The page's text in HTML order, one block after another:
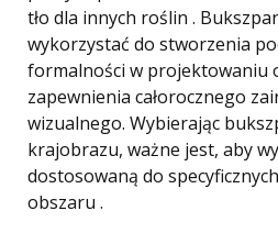
tło dla innych roślin .
wykorzystać do stworzenia
formalności w projektowaniu
zapewnienia całorocznego
wizualnego. Wybierając
krajobrazu, ważne jest, aby
dostosowaną do
obszaru .